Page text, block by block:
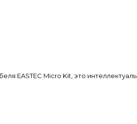
EASTEC Micro Kit, это интеллектуаль..